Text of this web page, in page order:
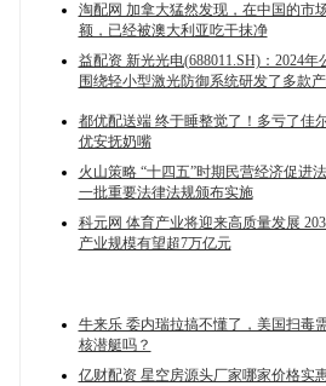
淘配网 加拿大猛然发现，在中国的市
额，已经被澳大利亚吃干抹净
益配资 新光光电(688011.SH)：2024年
围绕轻小型激光防御系统研发了多款
都优配送端 终于睡整觉了！多亏了佳
优安抚奶嘴
火山策略 “十四五”时期民营经济促进
一批重要法律法规颁布实施
科元网 体育产业将迎来高质量发展
产业规模有望超7万亿元
牛来乐 委内瑞拉搞不懂了，美国扫毒
核潜艇吗？
亿财配资 星空房源头厂家哪家价格实